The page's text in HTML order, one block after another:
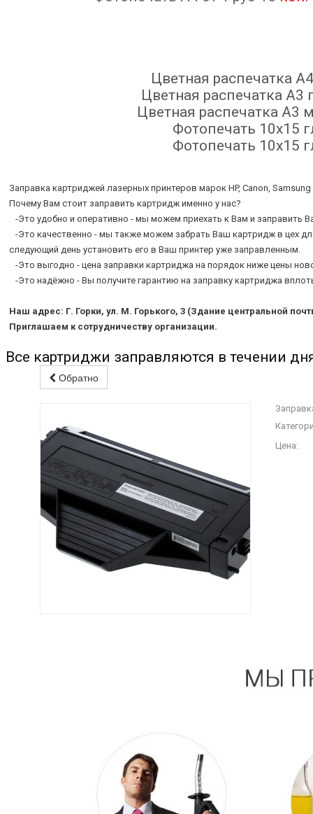
Цветная распечатка
Цветная распечатка А3
Цветная распечатка А3
Фотопечать 10х15
Фотопечать 10х15
Заправка картриджей лазерных принтеров марок HP, Canon, Samsung
Почему Вам стоит заправить картридж именно у нас?
-Это удобно и оперативно - мы можем приехать к Вам и заправить
-Это качественно - мы также можем забрать Ваш картридж в цех
следующий день установить его в Ваш принтер уже заправленным.
-Это выгодно - цена заправки картриджа на порядок ниже цены
-Это надёжно - Вы получите гарантию на заправку картриджа
Наш адрес: Г. Горки, ул. М. Горького, 3 (Здание центральной
Приглашаем к сотрудничеству организации.
Все картриджи заправляются в течении
Обратно
Цена: